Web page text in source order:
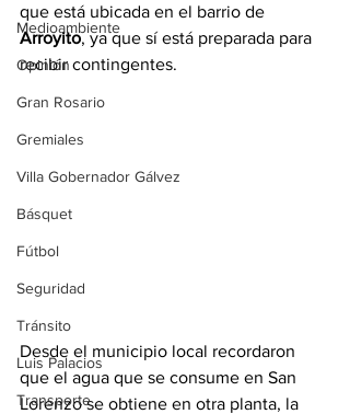
Medioambiente
Opinión
Gran Rosario
Gremiales
Villa Gobernador Gálvez
Básquet
Fútbol
Seguridad
Tránsito
Luis Palacios
Transporte
que está ubicada en el barrio de
Arroyito, ya que sí está preparada para
recibir contingentes.
Desde el municipio local recordaron
que el agua que se consume en San
Lorenzo se obtiene en otra planta, la